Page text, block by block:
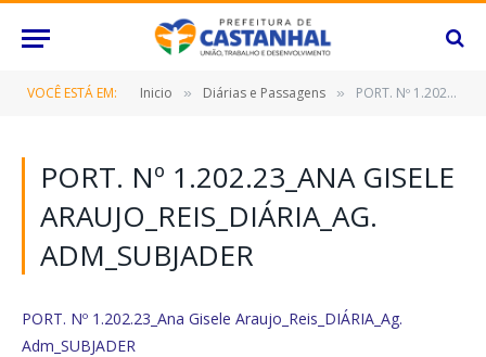
VOCÊ ESTÁ EM: Inicio » Diárias e Passagens » PORT. Nº 1.202.23_Ana Gisele Araujo_Reis_DIÁRIA_Ag. Adm_SUBJADER
PORT. Nº 1.202.23_ANA GISELE
ARAUJO_REIS_DIÁRIA_AG.
ADM_SUBJADER
PORT. Nº 1.202.23_Ana Gisele Araujo_Reis_DIÁRIA_Ag.
Adm_SUBJADER